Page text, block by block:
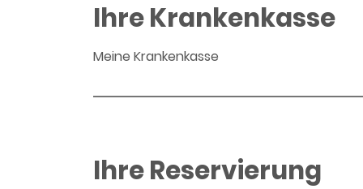
Ihre Krankenkasse
Meine Krankenkasse
Ihre Reservierung